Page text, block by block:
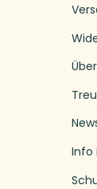
Info